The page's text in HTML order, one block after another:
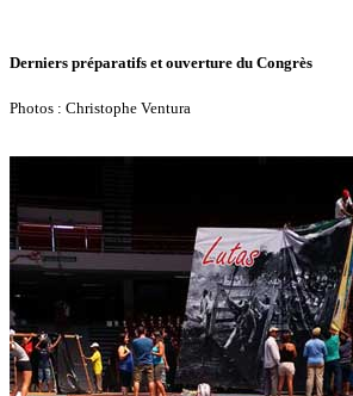
Derniers préparatifs et ouverture du Congrès
Photos : Christophe Ventura